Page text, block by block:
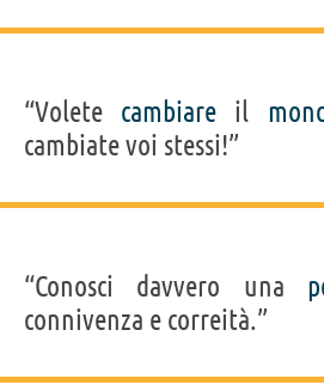
“Volete cambiare il
cambiate voi stessi!”
“Conosci davvero una
connivenza e correità.”